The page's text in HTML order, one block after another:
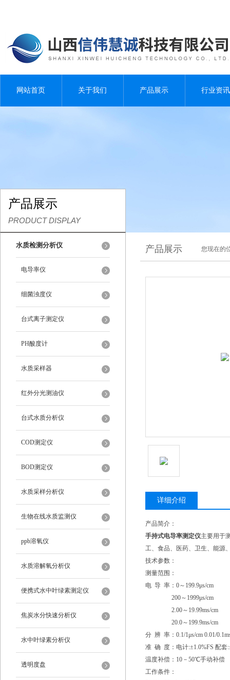
网站首页 关于我们 产品展示 行业资讯
产品展示
PRODUCT DISPLAY
水质检测分析仪
电导率仪
细菌浊度仪
台式离子测定仪
PH酸度计
水质采样器
红外分光测油仪
台式水质分析仪
COD测定仪
BOD测定仪
水质采样分析仪
生物在线水质监测仪
ppb溶氧仪
水质溶解氧分析仪
便携式水中叶绿素测定仪
焦炭水分快速分析仪
水中叶绿素分析仪
透明度盘
产品展示 您现在的
详细介绍
产品简介：
手持式电导率测定仪主要用于
工、食品、医药、卫生、能源
技术参数：
测量范围：
电 导 率：0～199.9μs/cm
200～1999μs/cm
2.00～19.99ms/cm
20.0～199.9ms/cm
分 辨 率：0.1/1μs/cm 0.01/
准 确 度：电计:±1.0%FS 配套
温度补偿：10－50℃手动补偿
工作条件：